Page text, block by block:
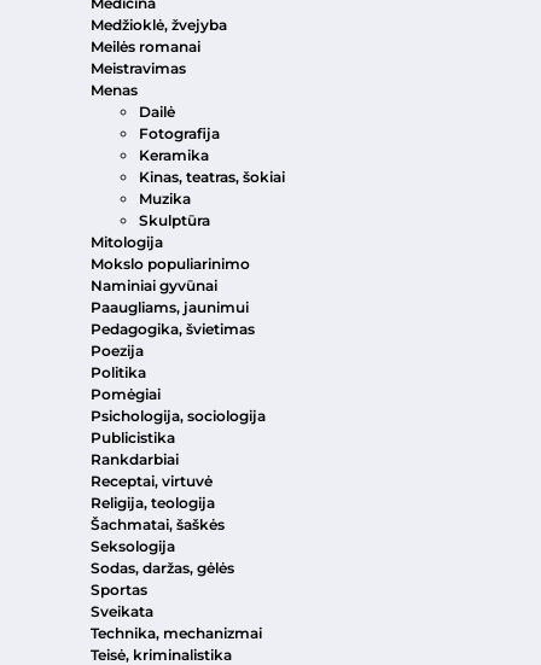
Medžioklė, žvejyba
Meilės romanai
Meistravimas
Menas
Dailė
Fotografija
Keramika
Kinas, teatras, šokiai
Muzika
Skulptūra
Mitologija
Mokslo populiarinimo
Naminiai gyvūnai
Paaugliams, jaunimui
Pedagogika, švietimas
Poezija
Politika
Pomėgiai
Psichologija, sociologija
Publicistika
Rankdarbiai
Receptai, virtuvė
Religija, teologija
Šachmatai, šaškės
Seksologija
Sodas, daržas, gėlės
Sportas
Sveikata
Technika, mechanizmai
Teisė, kriminalistika